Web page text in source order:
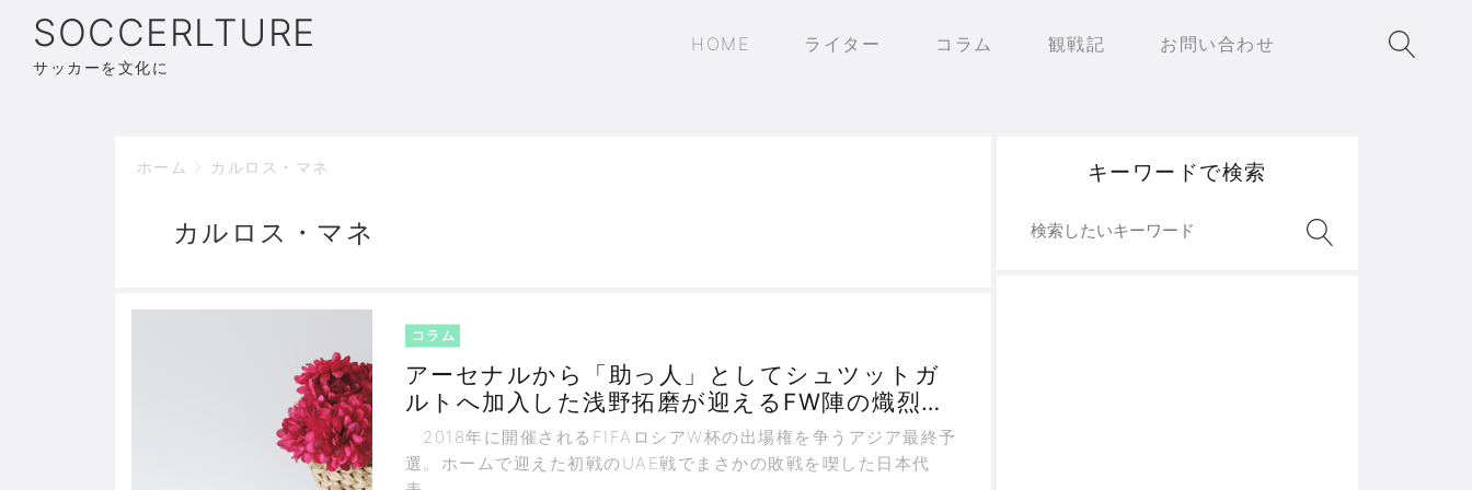
SOCCERLTURE
サッカーを文化に
HOME ライター コラム 観戦記 お問い合わせ
ホーム カルロス・マネ
カルロス・マネ
コラム
アーセナルから「助っ人」としてシュツットガ
ルトへ加入した浅野拓磨が迎えるFW陣の熾烈な
争い
2018年に開催されるFIFAロシアW杯の出場権を争うアジア最終予
選。ホームで迎えた初戦のUAE戦でまさかの敗戦を喫した日本代
キーワードで検索